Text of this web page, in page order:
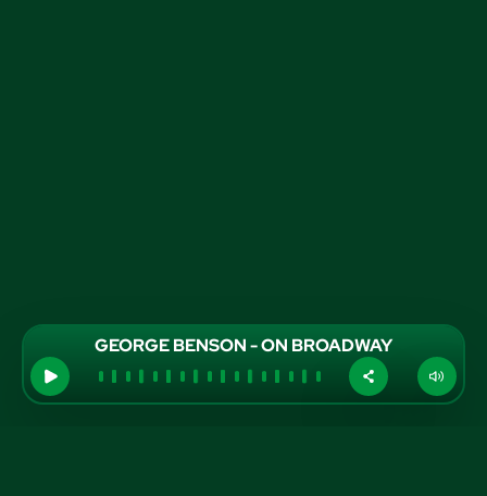
GEORGE BENSON - ON BROADWAY